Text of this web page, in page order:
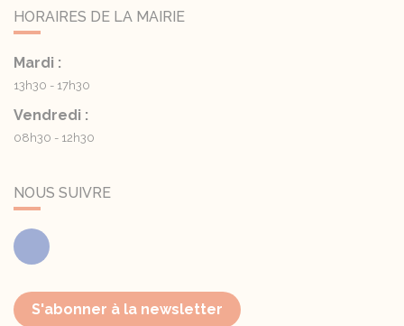
HORAIRES DE LA MAIRIE
Mardi :
13h30 - 17h30
Vendredi :
08h30 - 12h30
NOUS SUIVRE
Facebook
S'abonner à la newsletter